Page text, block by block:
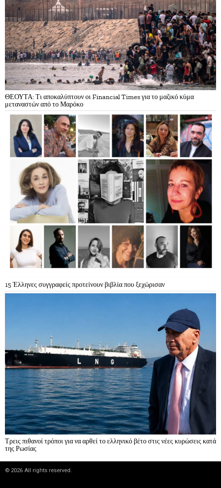
ΘΕΟΥΤΑ: Τι αποκαλύπτουν οι Financial Times για το μαζικό κύμα
μεταναστών από το Μαρόκο
15 Έλληνες συγγραφείς προτείνουν βιβλία που ξεχώρισαν
Τρεις πιθανοί τρόποι για να αρθεί το ελληνικό βέτο στις νέες κυρώσεις κατά
της Ρωσίας
© 2026 All rights reserved.